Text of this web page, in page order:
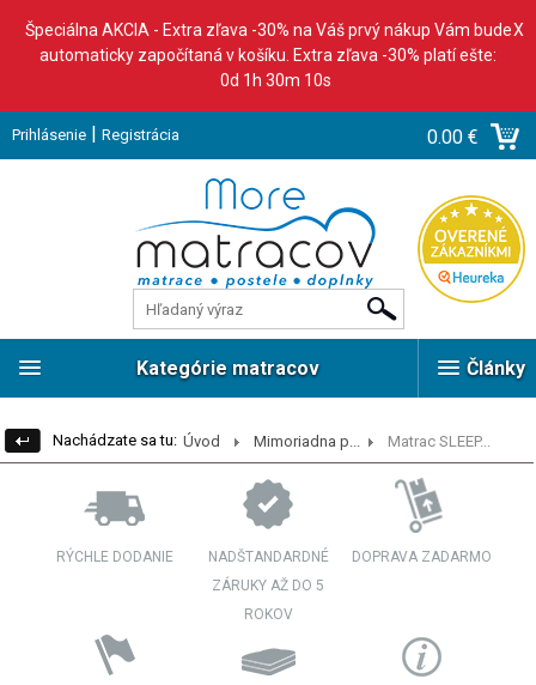
Špeciálna AKCIA - Extra zľava -30% na Váš prvý nákup Vám bude
automaticky započítaná v košíku. Extra zľava -30% platí ešte:
0d 1h 30m 9s
X
Prihlásenie | Registrácia 0.00 €
Články
Kategórie matracov
Nachádzate sa tu: Úvod Mimoriadna p... Matrac SLEEP...
RÝCHLE DODANIE
NADŠTANDARDNÉ
ZÁRUKY AŽ DO 5
ROKOV
DOPRAVA ZADARMO